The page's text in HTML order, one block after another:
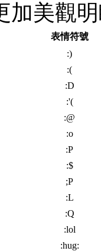
加美觀
表情符號
:)
:(
:D
:'(
:@
:o
:P
:$
;P
:L
:Q
:lol
:hug: